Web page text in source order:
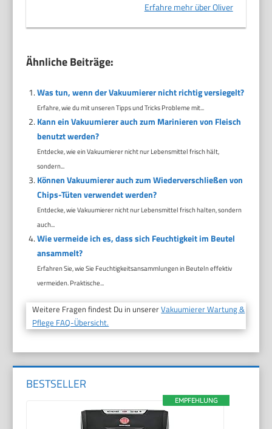
Erfahre mehr über Oliver
Ähnliche Beiträge:
Was tun, wenn der Vakuumierer nicht richtig versiegelt?
Erfahre, wie du mit unseren Tipps und Tricks Probleme mit...
Kann ein Vakuumierer auch zum Marinieren von Fleisch
benutzt werden?
Entdecke, wie ein Vakuumierer nicht nur Lebensmittel frisch hält,
sondern...
Können Vakuumierer auch zum Wiederverschließen von
Chips-Tüten verwendet werden?
Entdecke, wie Vakuumierer nicht nur Lebensmittel frisch halten, sondern
auch...
Wie vermeide ich es, dass sich Feuchtigkeit im Beutel
ansammelt?
Erfahren Sie, wie Sie Feuchtigkeitsansammlungen in Beuteln effektiv
vermeiden. Praktische...
Weitere Fragen findest Du in unsererVakuumierer Wartung &
Pflege FAQ-Übersicht.
BESTSELLER
EMPFEHLUNG